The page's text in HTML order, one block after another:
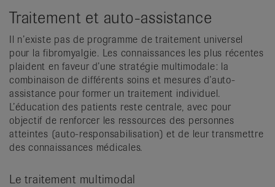
Traitement et auto-assistance
Il n’existe pas de programme de traitement universel
pour la fibromyalgie. Les connaissances les plus récentes
plaident en faveur d’une stratégie multimodale: la
combinaison de différents soins et mesures d’auto-
assistance pour former un traitement individuel.
L’éducation des patients reste centrale, avec pour
objectif de renforcer les ressources des personnes
atteintes (auto-responsabilisation) et de leur transmettre
des connaissances médicales.
Le traitement multimodal